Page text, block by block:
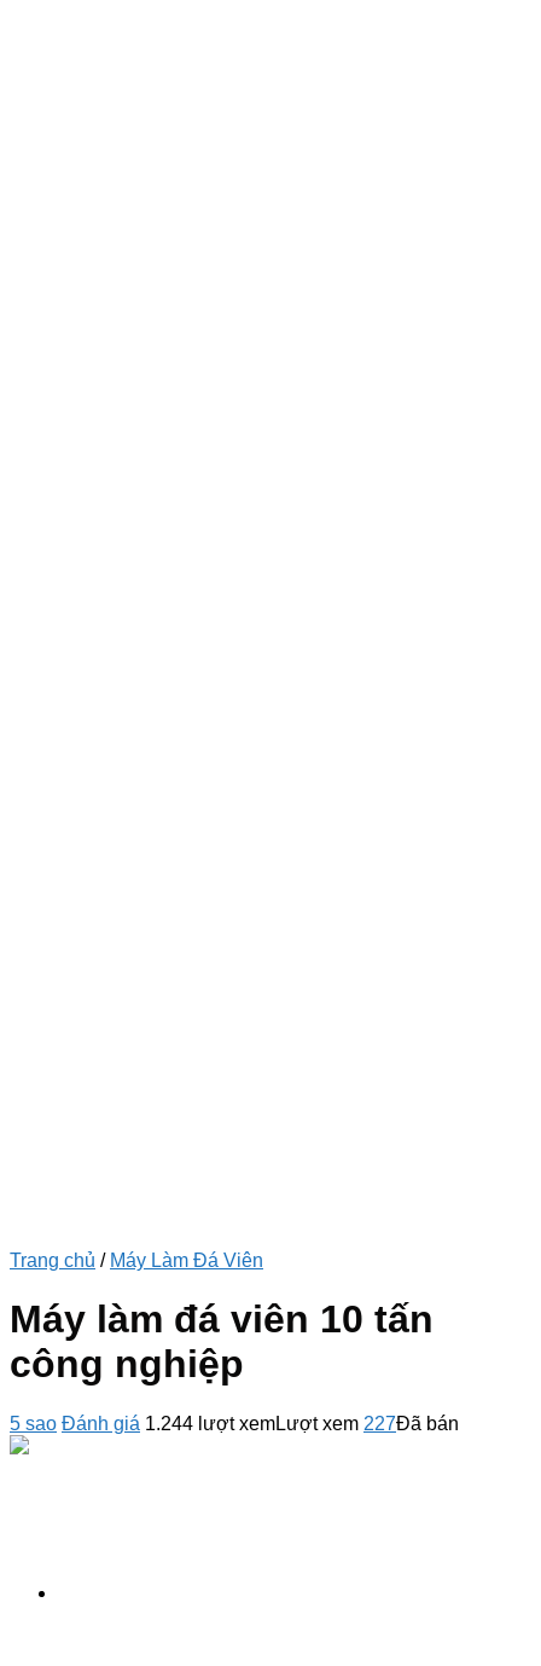
Trang chủ / Máy Làm Đá Viên
Máy làm đá viên 10 tấn
công nghiệp
5 sao Đánh giá 1.244 lượt xemLượt xem 227Đã bán